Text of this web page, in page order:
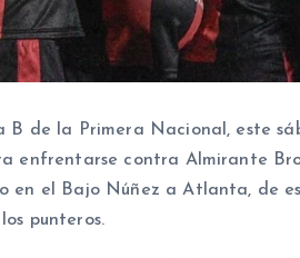
B de la Primera Nacional, este
enfrentarse contra Almirante
en el Bajo Núñez a Atlanta, de
punteros.